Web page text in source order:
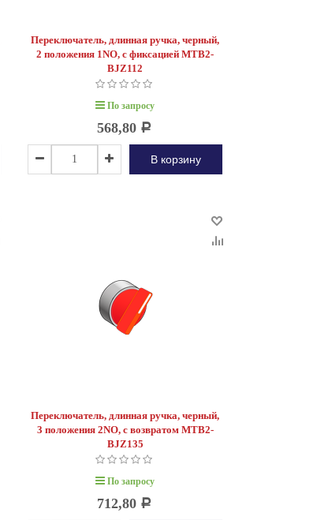
Переключатель, длинная ручка, черный,
2 положения 1NO, с фиксацией MTB2-
BJZ112
По запросу
568,80 Р
В корзину
Переключатель, длинная ручка, черный,
3 положения 2NO, с возвратом MTB2-
BJZ135
По запросу
712,80 Р